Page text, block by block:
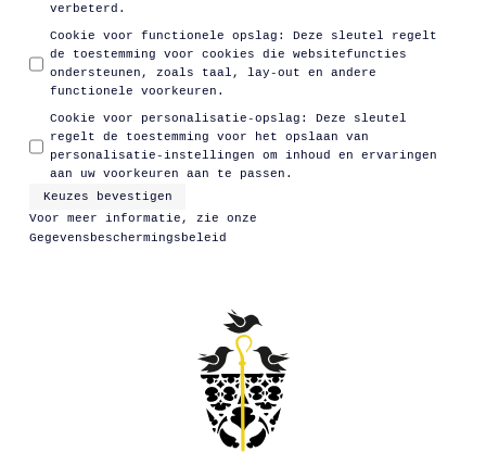
verbeterd.
Cookie voor functionele opslag :
Deze sleutel regelt
de toestemming voor cookies die websitefuncties
ondersteunen, zoals taal, lay-out en andere
functionele voorkeuren.
Cookie voor personalisatie-opslag :
Deze sleutel
regelt de toestemming voor het opslaan van
personalisatie-instellingen om inhoud en ervaringen
aan uw voorkeuren aan te passen.
Keuzes bevestigen
Voor meer informatie, zie onze
Gegevensbeschermingsbeleid